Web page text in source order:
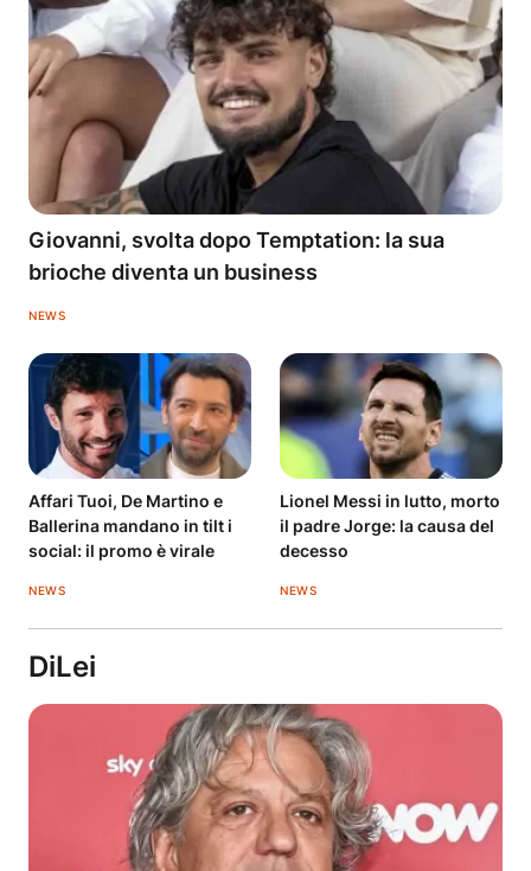
Giovanni, svolta dopo Temptation: la sua
brioche diventa un business
NEWS
Affari Tuoi, De Martino e
Ballerina mandano in tilt i
social: il promo è virale
NEWS
Lionel Messi in lutto, morto
il padre Jorge: la causa del
decesso
NEWS
DiLei